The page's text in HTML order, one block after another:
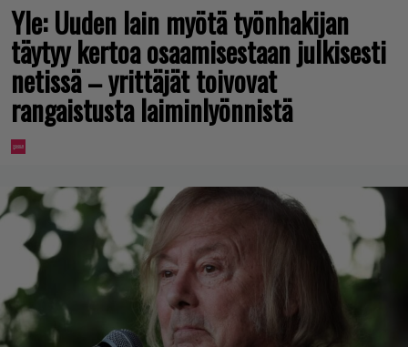
Yle: Uuden lain myötä työnhakijan
täytyy kertoa osaamisestaan julkisesti
netissä – yrittäjät toivovat
rangaistusta laiminlyönnistä